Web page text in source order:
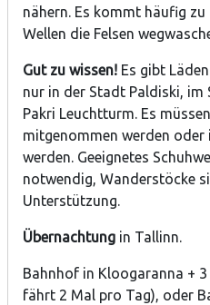
nähern. Es kommt häufig
Wellen die Felsen
Gut zu wissen! Es gibt
nur in der Stadt Paldiski, im
Pakri Leuchtturm. Es
mitgenommen werden oder
werden. Geeignetes
notwendig, Wanderstöcke
Unterstützung.
Übernachtung in Tallinn.
Bahnhof in Kloogaranna +
fährt 2 Mal pro Tag), oder